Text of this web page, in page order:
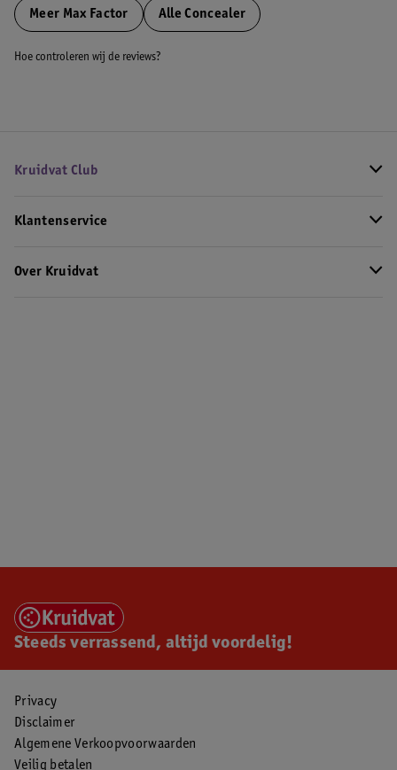
Meer Max Factor Alle Concealer
Hoe controleren wij de reviews?
Kruidvat Club
Klantenservice
Over Kruidvat
Steeds verrassend, altijd voordelig!
Privacy
Disclaimer
Algemene Verkoopvoorwaarden
Veilig betalen